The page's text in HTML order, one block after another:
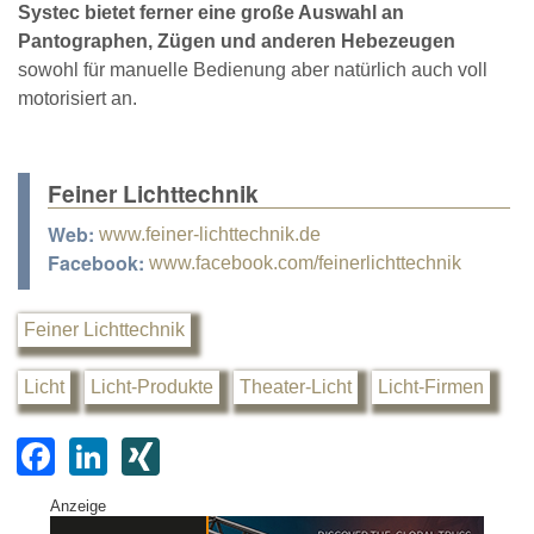
Systec bietet ferner eine große Auswahl an
Pantographen, Zügen und anderen Hebezeugen
sowohl für manuelle Bedienung aber natürlich auch voll
motorisiert an.
Feiner Lichttechnik
Web: www.feiner-lichttechnik.de
Facebook: www.facebook.com/feinerlichttechnik
Feiner Lichttechnik
Licht Licht-Produkte Theater-Licht Licht-Firmen
F
a
Li
Anzeige